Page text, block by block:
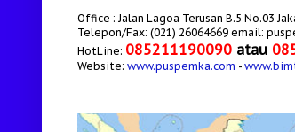
Office : Jalan Lagoa Terusan B.5 No.03
Telepon/Fax: (021) 26064669 email:
HotLine: 085211190090 atau
Website: www.puspemka.com -